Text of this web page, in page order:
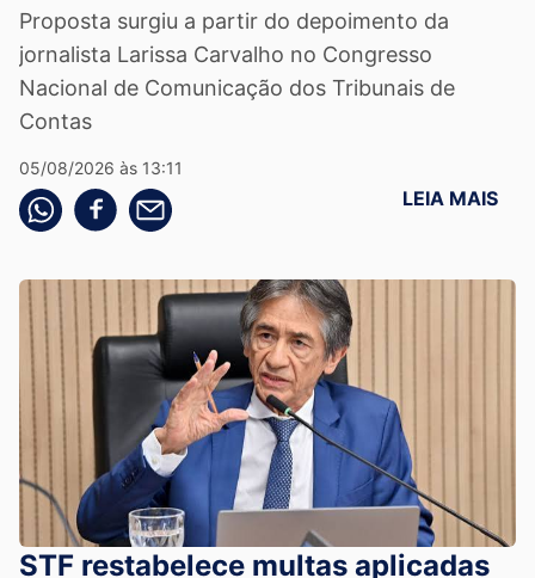
Proposta surgiu a partir do depoimento da
jornalista Larissa Carvalho no Congresso
Nacional de Comunicação dos Tribunais de
Contas
05/08/2026 às 13:11
Compartilhe pelo whatsapp
Compartilhar no facebook
Compartilhe pelo email LEIA MAIS
STF restabelece multas aplicadas